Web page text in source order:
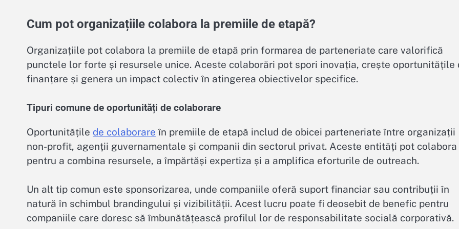
Cum pot organizațiile colabora la premiile de etapă?
Organizațiile pot colabora la premiile de etapă prin formarea de parteneriate care valorifică
punctele lor forte și resursele unice. Aceste colaborări pot spori inovația, crește oportunitățile
finanțare și genera un impact colectiv în atingerea obiectivelor specifice.
Tipuri comune de oportunități de colaborare
Oportunitățile de colaborare în premiile de etapă includ de obicei parteneriate între organizații
non-profit, agenții guvernamentale și companii din sectorul privat. Aceste entități pot colabora
pentru a combina resursele, a împărtăși expertiza și a amplifica eforturile de outreach.
Un alt tip comun este sponsorizarea, unde companiile oferă suport financiar sau contribuții în
natură în schimbul brandingului și vizibilității. Acest lucru poate fi deosebit de benefic pentru
companiile care doresc să îmbunătățească profilul lor de responsabilitate socială corporativă.